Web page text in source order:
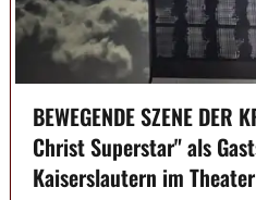
BEWEGENDE SZENE DER
Christ Superstar" als
Kaiserslautern im Theater